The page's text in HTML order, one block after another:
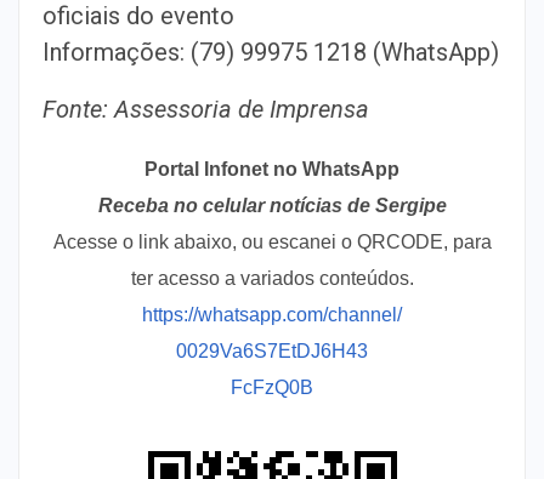
oficiais do evento
Informações: (79) 99975 1218 (WhatsApp)
Fonte: Assessoria de Imprensa
Portal Infonet no WhatsApp
Receba no celular notícias de Sergipe
Acesse o link abaixo, ou escanei o QRCODE, para
ter acesso a variados conteúdos.
https://whatsapp.com/channel/
0029Va6S7EtDJ6H43
FcFzQ0B